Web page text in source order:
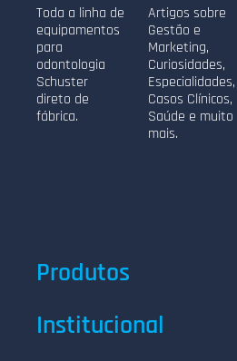
Toda a linha de
equipamentos
para
odontologia
Schuster
direto de
fábrica.
Artigos sobre
Gestão e
Marketing,
Curiosidades,
Especialidades,
Casos Clínicos,
Saúde e muito
mais.
Produtos
Institucional